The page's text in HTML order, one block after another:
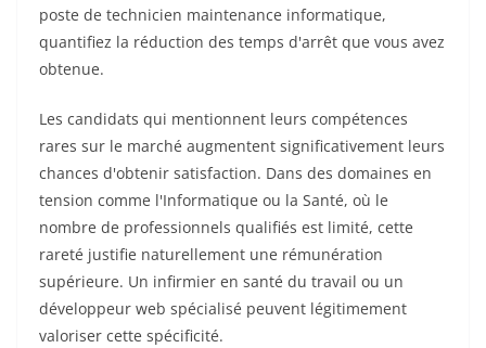
poste de technicien maintenance informatique,
quantifiez la réduction des temps d'arrêt que vous avez
obtenue.
Les candidats qui mentionnent leurs compétences
rares sur le marché augmentent significativement leurs
chances d'obtenir satisfaction. Dans des domaines en
tension comme l'Informatique ou la Santé, où le
nombre de professionnels qualifiés est limité, cette
rareté justifie naturellement une rémunération
supérieure. Un infirmier en santé du travail ou un
développeur web spécialisé peuvent légitimement
valoriser cette spécificité.